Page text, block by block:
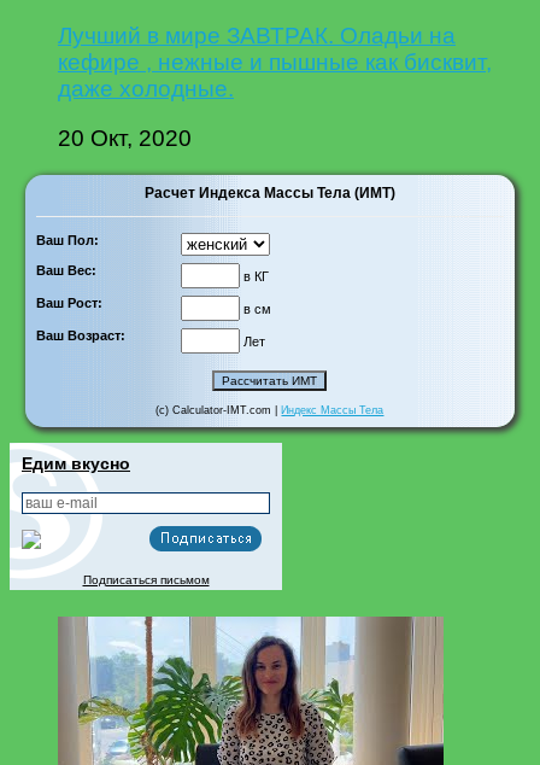
Лучший в мире ЗАВТРАК. Оладьи на
кефире , нежные и пышные как бисквит,
даже холодные.
20 Окт, 2020
Расчет Индекса Массы Тела (ИМТ)
Ваш Пол:
Ваш Вес:
в КГ
Ваш Рост:
в см
Ваш Возраст:
Лет
(c) Calculator-IMT.com | Индекс Массы Тела
Едим вкусно
Подписаться письмом